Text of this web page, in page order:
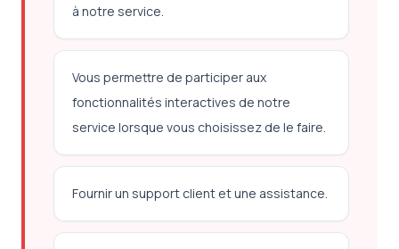
à notre service.
Vous permettre de participer aux
fonctionnalités interactives de notre
service lorsque vous choisissez de le faire.
Fournir un support client et une assistance.